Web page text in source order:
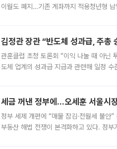
이월도 폐지…기존 계좌까지 적용청년형
김정관 장관 “반도체 성과급, 주총
관훈클럽 초청 토론회 “이익 나눌 때 아닌
도체 업계의 성과급 지급과 관련해 일정
세금 꺼낸 정부에…오세훈 서울시
정부 세제 개편에 “매물 잠김·전월세 불안
부동산 해법 전쟁이 본격화하고 있다. 정